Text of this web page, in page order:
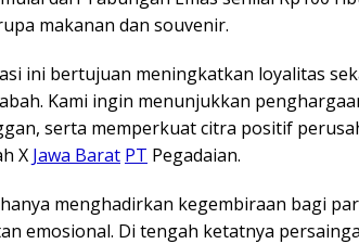
makanan dan souvenir.
ini bertujuan meningkatkan loyalitas
Kami ingin menunjukkan
serta memperkuat citra positif
X Jawa Barat PT Pegadaian.
menghadirkan kegembiraan bagi
emosional. Di tengah ketatnya